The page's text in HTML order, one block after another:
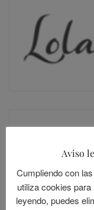
Aviso
Cumpliendo con
utiliza cookies
leyendo, puedes